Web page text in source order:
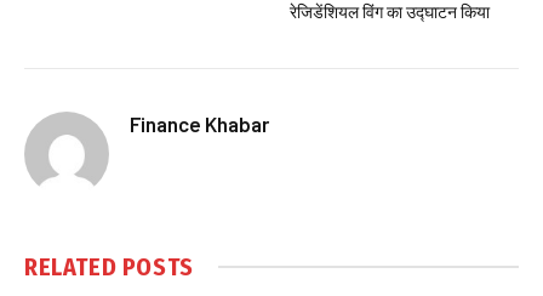
रेजिडेंशियल विंग का उद्घाटन किया
Finance Khabar
RELATED POSTS